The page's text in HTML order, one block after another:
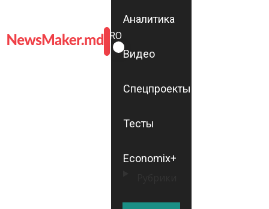
ROMÂNĂ
RU
Аналитика
Видео
Спецпроекты
Тесты
Economix+